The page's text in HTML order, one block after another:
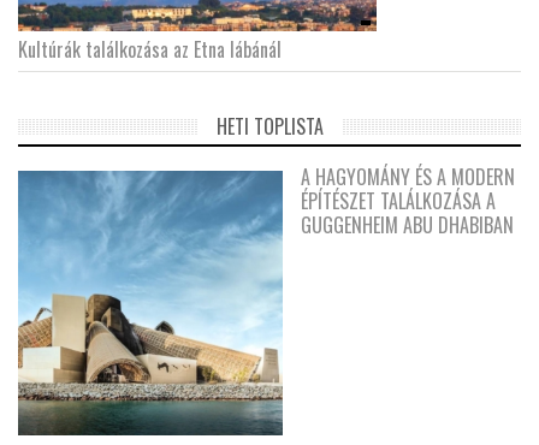
Kultúrák találkozása az Etna lábánál
HETI TOPLISTA
A HAGYOMÁNY ÉS A MODERN
ÉPÍTÉSZET TALÁLKOZÁSA A
GUGGENHEIM ABU DHABIBAN